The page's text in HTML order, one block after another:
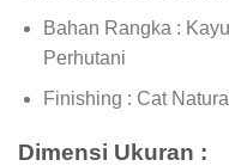
Bahan Rangka :
Perhutani
Finishing : Cat
Dimensi Ukuran :